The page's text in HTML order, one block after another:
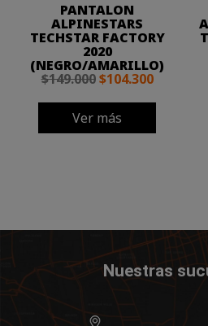
PANTALON
ALPINESTARS
TECHSTAR FACTORY
2020
(NEGRO/AMARILLO)
$149.000 $104.300
Ver más
Nuestras